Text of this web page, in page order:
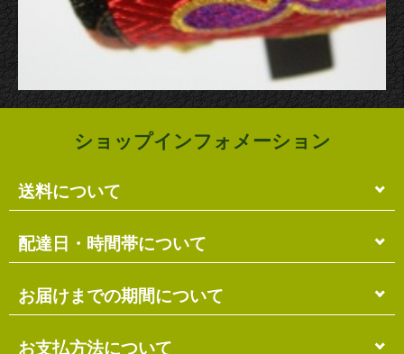
ショップインフォメーション
送料について
単品のみの場合
各商品に記載の送料となります。
複数商品の場合
ます。
配達日・時間帯について
配達日・配達時間帯のご指定は出来ません。
お届け先に投函される「ご不在連絡票」より再配達希
望日・時間帯のご指定が可能ですので、こちらをご利
お届けまでの期間について
在庫がある場合
お支払方法について